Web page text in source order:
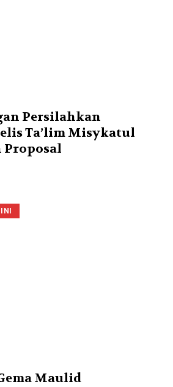
Persilahkan
Ta’lim Misykatul
Proposal
Maulid